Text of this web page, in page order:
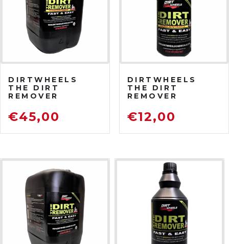
DIRTWHEELS
THE DIRT
REMOVER
LITRI
SGRASSATORE
PER MOTO DA
€45,00
DIRTWHEELS
THE DIRT
REMOVER
750 ML
SGRASSATORE
PER MOTO DA
€12,00